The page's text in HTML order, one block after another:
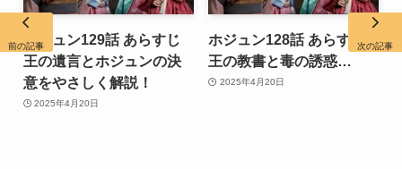
ホジュン129話 あらすじ
王の遺言とホジュンの決
意をやさしく解説！
2025年4月20日
ホジュン128話 あらすじ
王の教書と毒の誘惑…
2025年4月20日
前の記事 次の記事